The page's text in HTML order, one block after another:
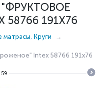
191X76
матрасы, Круги
Intex 58766 191x76
59